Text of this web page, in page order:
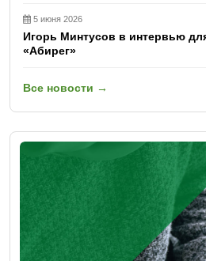
5 июня 2026
Игорь Минтусов в интервью
«Абирег»
Все новости →